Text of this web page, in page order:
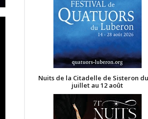
Nuits de la Citadelle de Sisteron
juillet au 12 août